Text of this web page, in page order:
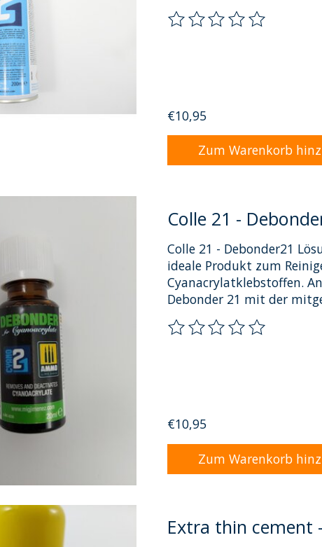
Die Bewertung dieses
€10,95
Zum Warenkorb
Colle 21 -
Colle 21 - Debonder21
ideale Produkt zum
Cyanacrylatklebstoffen.
Debonder 21 mit der
Die Bewertung dieses
€10,95
Zum Warenkorb
Extra thin cement